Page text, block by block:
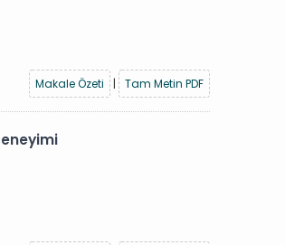
Makale Özeti
| Tam Metin PDF